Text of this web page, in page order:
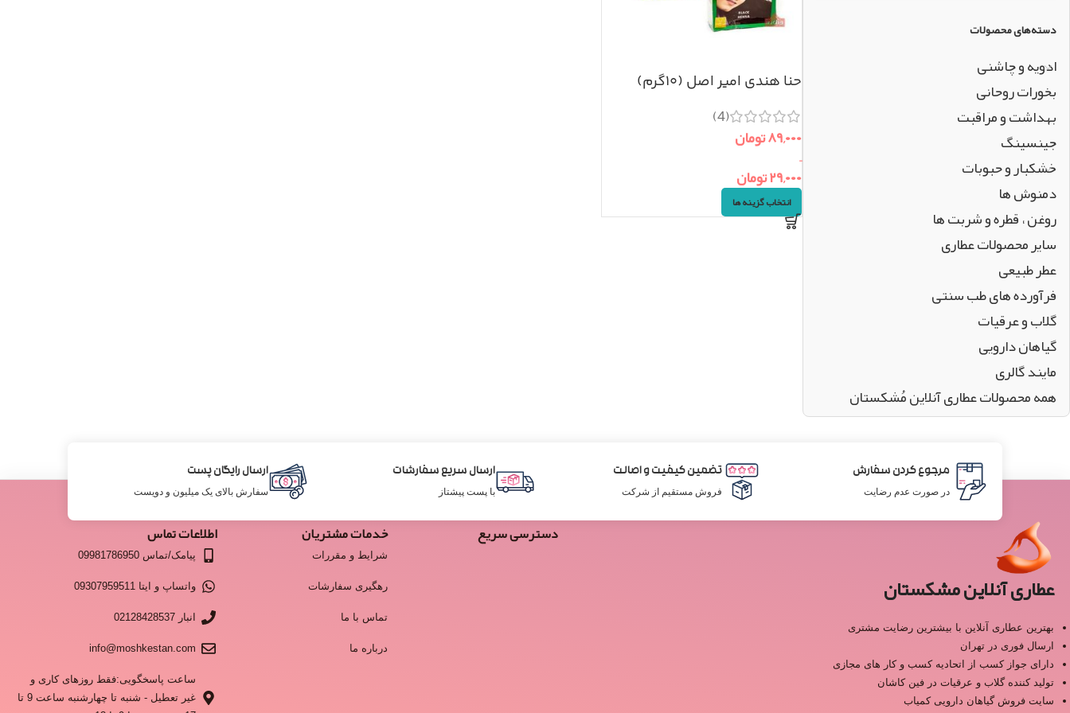
دسته‌های محصولات
ادویه و چاشنی
بخورات روحانی
بهداشت و مراقبت
جینسینگ
خشکبار و حبوبات
دمنوش ها
روغن ، قطره و شربت ها
سایر محصولات عطاری
عطر طبیعی
فرآورده های طب سنتی
گلاب و عرقیات
گیاهان دارویی
مایند گالری
همه محصولات عطاری آنلاین مُشکستان
حنا هندی امیر اصل (۱۰گرم)
(4)
۸۹,۰۰۰تومان
–
۲۹,۰۰۰تومان
انتخاب گزینه ها
مرجوع کردن سفارش
در صورت عدم رضایت
تضمین کیفیت و اصالت
فروش مستقیم از شرکت
ارسال سریع سفارشات
با پست پیشتاز
ارسال رایگان پست
سفارش بالای یک میلیون و دویست
عطاری آنلاین مشکستان
بهترین عطاری آنلاین با بیشترین رضایت مشتری
ارسال فوری در تهران
دارای جواز کسب از اتحادیه کسب و کار های مجازی
تولید کننده گلاب و عرقیات در فین کاشان
سایت فروش گیاهان دارویی کمیاب
دسترسی سریع خدمات مشتریان
شرایط و مقررات
رهگیری سفارشات
تماس با ما
درباره ما
اطلاعات تماس
پیامک/تماس 09981786950
واتساپ و ایتا 09307959511
انبار 02128428537
info@moshkestan.com
ساعت پاسخگویی:فقط روزهای کاری و
غیر تعطیل - شنبه تا چهارشنبه ساعت 9 تا